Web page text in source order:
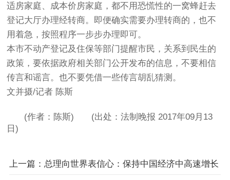
适房家庭、成本价房家庭，都不用恐慌性的一窝蜂赶去
登记大厅办理经转商。即便确实需要办理转商的，也不
用着急，按照程序一步步办理即可。
本市不动产登记及住保等部门提醒市民，关系到民生的
政策，要依据政府相关部门公开发布的信息，不要相信
传言和谣言。也不要凭借一些传言胡乱猜测。
文并摄/记者 陈斯
(作者：陈斯) (出处：法制晚报 2017年09月13
日)
上一篇：总理向世界表信心：保持中国经济中高速增长